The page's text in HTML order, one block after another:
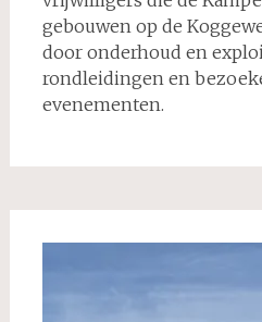
gebouwen op de
door onderhoud en
rondleidingen en
evenementen.